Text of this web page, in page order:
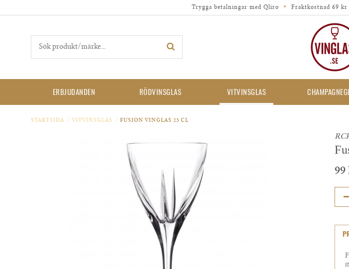
Trygga betalningar med Qliro Fraktkostnad 69 kr
ERBJUDANDEN RÖDVINSGLAS VITVINSGLAS
STARTSIDA / VITVINSGLAS / FUSION VINGLAS 25 CL